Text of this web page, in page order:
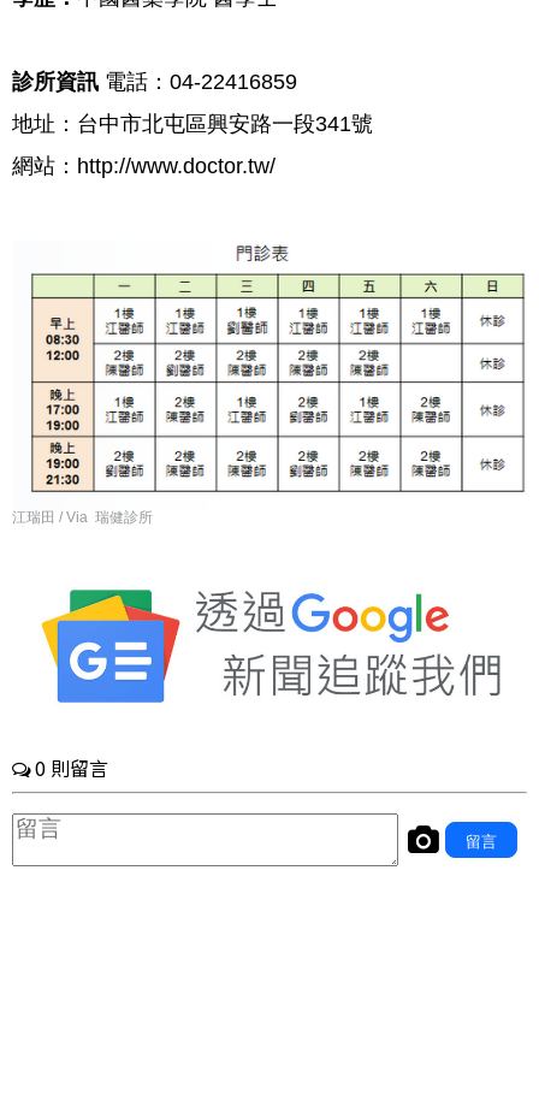
診所資訊 電話： 04-22416859
地址： 台中市北屯區興安路一段341號
網站 ： http://www.doctor.tw/
江瑞田 / Via 瑞健診所